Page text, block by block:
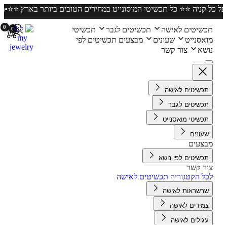
חינם על כל קניה ⭐️⭐️ כל תכשיטי המוסונייט במחירים הטובים ביותר
0 0 לאישה תכשיטים לגבר
תכשיטי
שעונים מבצעים תכשיטים לפי
צור קשר
תכשיטים לאישה
תכשיטים לגבר
תכשיטי מואסנייט
תכשיטים לפי נושא
קשר
הקטגוריה תכשיטים לאישה
שרשראות לאישה
צמידים לאישה
עגילים לאישה